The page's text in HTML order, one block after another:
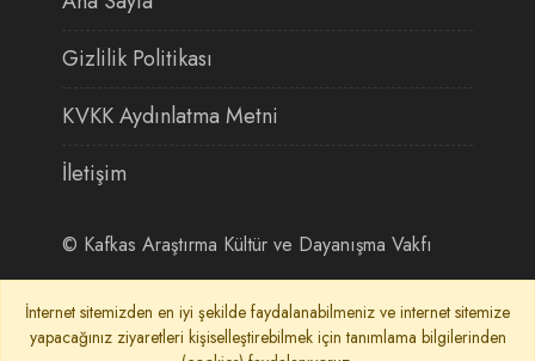
Gizlilik Politikası
KVKK Aydınlatma Metni
İletişim
© Kafkas Araştırma Kültür ve Dayanışma Vakfı
İnternet sitemizden en iyi şekilde faydalanabilmeniz ve internet sitemize
yapacağınız ziyaretleri kişiselleştirebilmek için tanımlama bilgilerinden